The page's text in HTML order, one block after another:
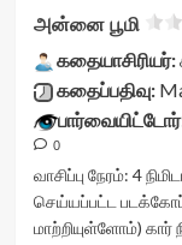
>
stars-
title-
votes-
data-
data-
rater-
data-
தானம்<div
vv-
stars-
title-
stars-
title
yasr-
அன்னை பூமி
கதையாசிரியர்:
கதைப்பதிவு:
0
வாசிப்பு நேரம்: 4
செய்யப்பட்ட
மாற்றியுள்ளோம்)